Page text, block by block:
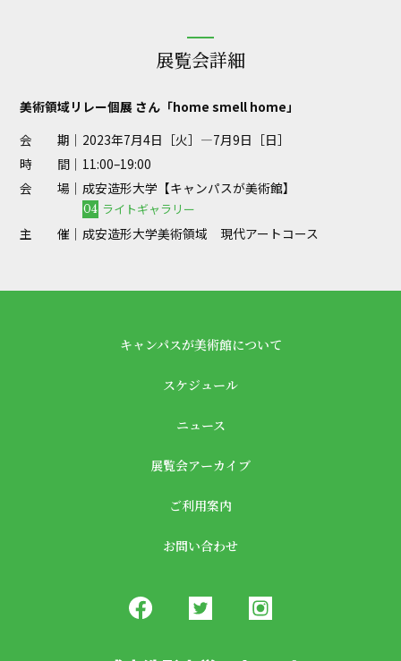
展覧会詳細
美術領域リレー個展 さん「home smell home」
会 期｜ 2023年7月4日［火］—7月9日［日］
時 間｜ 11:00–19:00
会 場｜成安造形大学【キャンパスが美術館】
04 ライトギャラリー
主 催｜成安造形大学美術領域 現代アートコース
キャンパスが美術館について
スケジュール
ニュース
展覧会アーカイブ
ご利用案内
お問い合わせ